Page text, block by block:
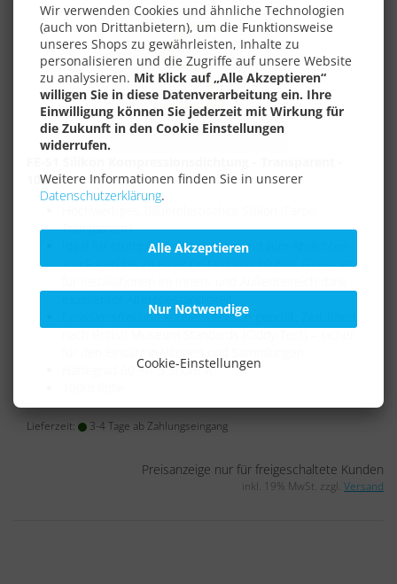
Wir verwenden Cookies und ähnliche Technologien
(auch von Drittanbietern), um die Funktionsweise
unseres Shops zu gewährleisten, Inhalte zu
personalisieren und die Zugriffe auf unsere Website
zu analysieren. Mit Klick auf „Alle Akzeptieren“
willigen Sie in diese Datenverarbeitung ein. Ihre
Einwilligung können Sie jederzeit mit Wirkung für
die Zukunft in den Cookie Einstellungen
widerrufen.
Weitere Informationen finden Sie in unserer
Datenschutzerklärung.
Alle Akzeptieren
Nur Notwendige
Cookie-Einstellungen
100m
Transparent)
Ideal für stumpfe Verbindungen und zum Abdichten
von Fugen bis zu einer Distanz von 10 mm. Geeignet
Emissionsfrei und konservatorisch geprüft. Zertifiziert
Härtegrad 60 +/- 5 Shore A
Lieferzeit: 3-4 Tage ab Zahlungseingang
Preisanzeige nur für freigeschaltete Kunden
inkl. 19% MwSt. zzgl. Versand